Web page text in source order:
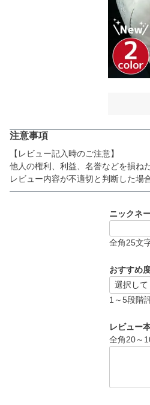
注意事項
【レビュー記入時のご注意】
他人の権利、利益、名誉などを損ね
レビュー内容が不適切と判断した場
ニックネ
全角25文
おすすめ
1～5段階
レビュー
全角20～